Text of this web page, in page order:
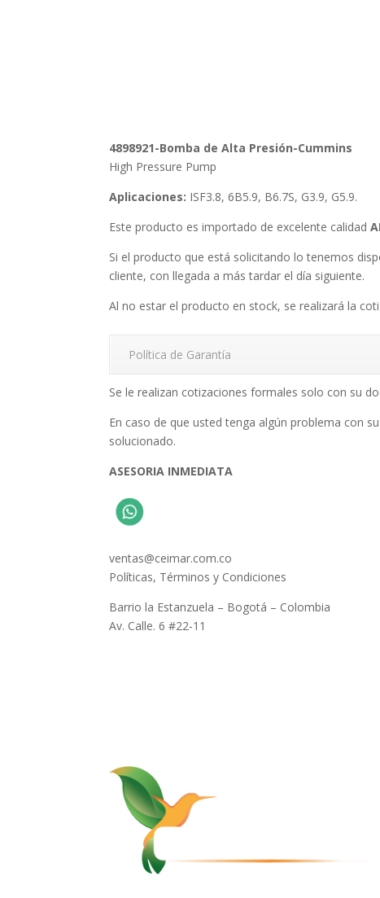
4898921-Bomba de Alta Presión-Cummins
High Pressure Pump
Aplicaciones: ISF3.8, 6B5.9, B6.7S, G3.9, G5.9.
Este producto es importado de excelente calidad
Si el producto que está solicitando lo tenemos
cliente, con llegada a más tardar el día siguiente.
Al no estar el producto en stock, se realizará la
Política de Garantía
Se le realizan cotizaciones formales solo con su
En caso de que usted tenga algún problema con
solucionado.
ASESORIA INMEDIATA
ventas@ceimar.com.co
Políticas, Términos y Condiciones
Barrio la Estanzuela – Bogotá – Colombia
Av. Calle. 6 #22-11